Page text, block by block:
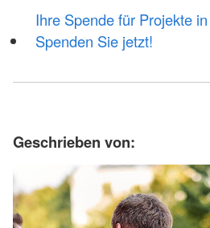
Ihre Spende für Projekte
Spenden Sie jetzt!
Geschrieben von: